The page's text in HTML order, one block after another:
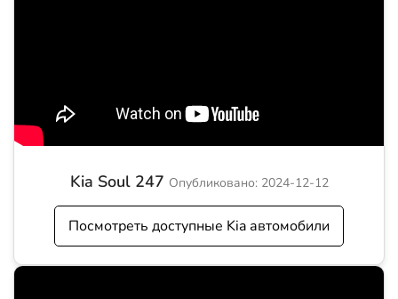
Kia Soul 247 Опубликовано: 2024-12-12
Посмотреть доступные Kia автомобили